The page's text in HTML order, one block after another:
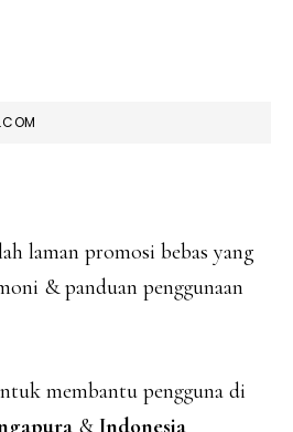
laman promosi bebas yang
& panduan penggunaan
membantu pengguna di
&Indonesia